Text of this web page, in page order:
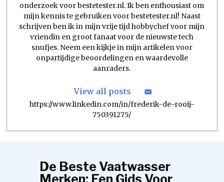
onderzoek voor bestetester.nl. Ik ben enthousiast om
mijn kennis te gebruiken voor bestetester.nl! Naast
schrijven ben ik in mijn vrije tijd hobbychef voor mijn
vriendin en groot fanaat voor de nieuwste tech
snufjes. Neem een kijkje in mijn artikelen voor
onpartijdige beoordelingen en waardevolle
aanraders.
View all posts
https://www.linkedin.com/in/frederik-de-rooij-
750391275/
De Beste Vaatwasser
Merken: Een Gids Voor